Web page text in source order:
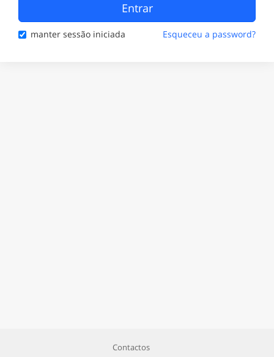
Entrar
manter sessão iniciada Esqueceu a password?
Contactos